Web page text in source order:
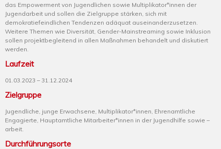
das Empowerment von Jugendlichen sowie Multiplikator*innen der
Jugendarbeit und sollen die Zielgruppe stärken, sich mit
demokratiefeindlichen Tendenzen adäquat auseinanderzusetzen.
Weitere Themen wie Diversität, Gender-Mainstreaming sowie Inklusion
sollen projektbegleitend in allen Maßnahmen behandelt und diskutiert
werden.
Laufzeit
01.03.2023 – 31.12.2024
Zielgruppe
Jugendliche, junge Erwachsene, Multiplikator*innen, Ehrenamtliche
Engagierte, Hauptamtliche Mitarbeiter*innen in der Jugendhilfe sowie –
arbeit.
Durchführungsorte